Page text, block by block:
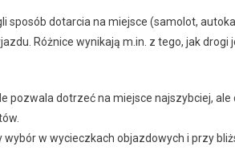
sposób dotarcia na miejsce (samolot,
Różnice wynikają m.in. z tego, jak
pozwala dotrzeć na miejsce najszybciej,
wybór w wycieczkach objazdowych i przy